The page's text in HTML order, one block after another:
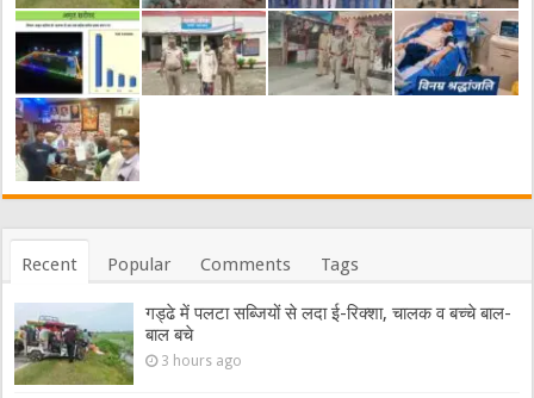
Recent Popular Comments Tags
गड्ढे में पलटा सब्जियों से लदा ई-रिक्शा, चालक व बच्चे बाल-
बाल बचे
3 hours ago